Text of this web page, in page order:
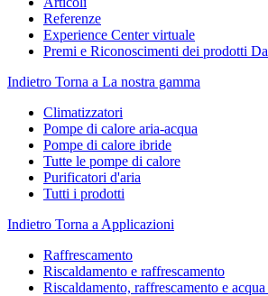
Referenze
Experience Center virtuale
Premi e Riconoscimenti dei prodotti
Indietro Torna a La nostra gamma
Climatizzatori
Pompe di calore aria-acqua
Pompe di calore ibride
Tutte le pompe di calore
Purificatori d'aria
Tutti i prodotti
Indietro Torna a Applicazioni
Raffrescamento
Riscaldamento e raffrescamento
Riscaldamento, raffrescamento e acqua